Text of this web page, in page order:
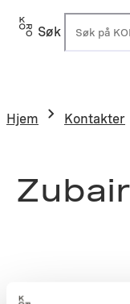
Søk
Hjem Kontakter
Zubair